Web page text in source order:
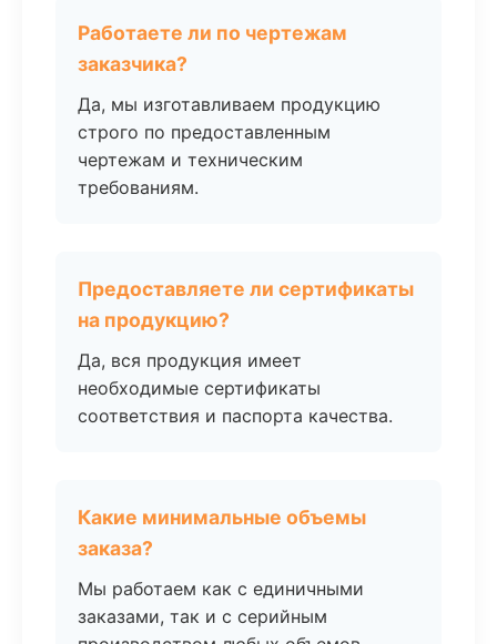
Работаете ли по чертежам
заказчика?
Да, мы изготавливаем продукцию
строго по предоставленным
чертежам и техническим
требованиям.
Предоставляете ли сертификаты
на продукцию?
Да, вся продукция имеет
необходимые сертификаты
соответствия и паспорта качества.
Какие минимальные объемы
заказа?
Мы работаем как с единичными
заказами, так и с серийным